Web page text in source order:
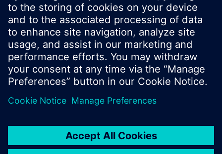
© Siemens Switzerland Ltd. Building Technologies
Division - 2016
A termékválaszték és az árak országonként
Biztonsági előírás